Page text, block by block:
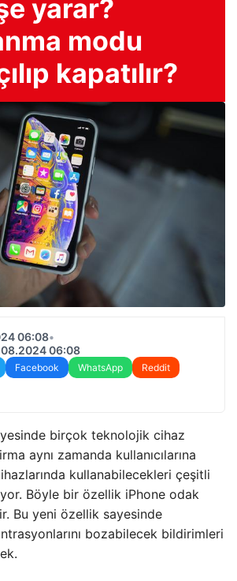
yarar?
modu
kapatılır?
06:08•
06:08
Facebook WhatsApp
Reddit
birçok teknolojik cihaz
aynı zamanda kullanıcılarına
kullanabilecekleri çeşitli
Böyle bir özellik iPhone odak
Bu yeni özellik sayesinde
bozabilecek bildirimleri